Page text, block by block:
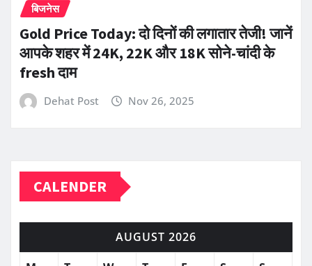
बिजनेस
Gold Price Today: दो दिनों की लगातार तेजी! जानें
आपके शहर में 24K, 22K और 18K सोने-चांदी के
fresh दाम
Dehat Post Nov 26, 2025
CALENDER
AUGUST 2026